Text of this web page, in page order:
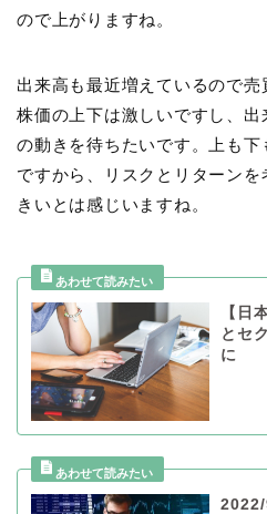
ので上がりますね。
出来高も最近増えているので売
株価の上下は激しいですし、
の動きを待ちたいです。上も下
ですから、リスクとリターン
きいとは感じいますね。
【日
とセ
に
2022/